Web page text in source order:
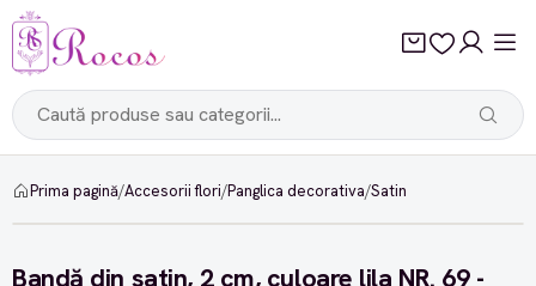
Prima pagină/Accesorii flori/Panglica decorativa/Satin
-10%
Bandă din satin, 2 cm, culoare lila NR. 69 -